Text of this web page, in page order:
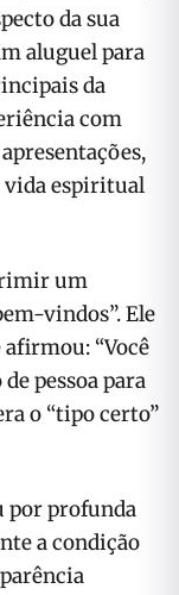
da sua
aluguel para
da
com
vida espiritual
um
vindos”. Ele
“Você
pessoa para
o “tipo certo”
por profunda
a condição